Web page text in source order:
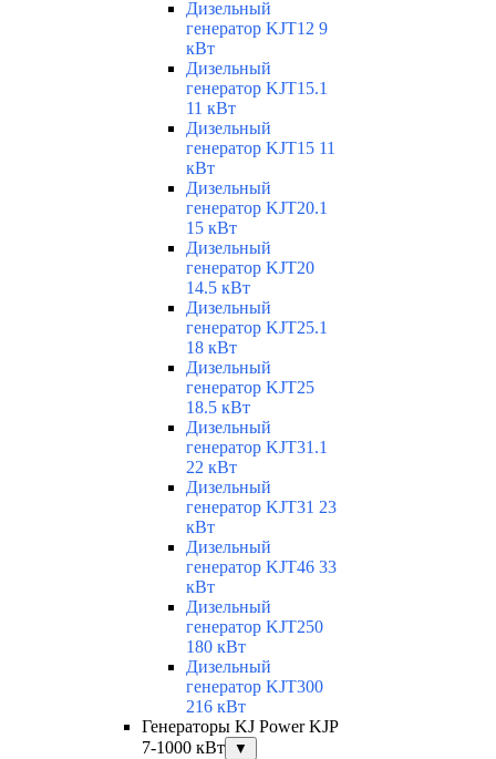
Дизельный
генератор KJT12 9
кВт
Дизельный
генератор KJT15.1
11 кВт
Дизельный
генератор KJT15 11
кВт
Дизельный
генератор KJT20.1
15 кВт
Дизельный
генератор KJT20
14.5 кВт
Дизельный
генератор KJT25.1
18 кВт
Дизельный
генератор KJT25
18.5 кВт
Дизельный
генератор KJT31.1
22 кВт
Дизельный
генератор KJT31 23
кВт
Дизельный
генератор KJT46 33
кВт
Дизельный
генератор KJT250
180 кВт
Дизельный
генератор KJT300
216 кВт
Генераторы KJ Power KJP
7-1000 кВт
▼